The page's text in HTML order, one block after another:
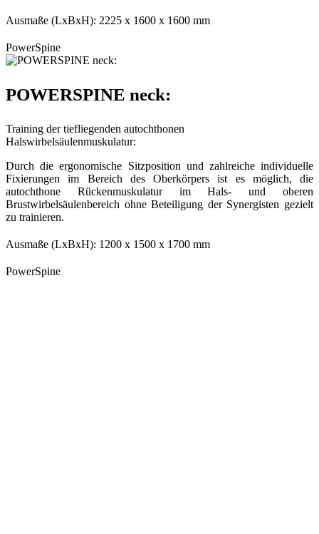
Ausmaße (LxBxH): 2225 x 1600 x 1600 mm
PowerSpine
POWERSPINE neck:
Training der tiefliegenden autochthonen
Halswirbelsäulenmuskulatur:
Durch die ergonomische Sitzposition und zahlreiche individuelle
Fixierungen im Bereich des Oberkörpers ist es möglich, die
autochthone Rückenmuskulatur im Hals- und oberen
Brustwirbelsäulenbereich ohne Beteiligung der Synergisten gezielt
zu trainieren.
Ausmaße (LxBxH): 1200 x 1500 x 1700 mm
PowerSpine